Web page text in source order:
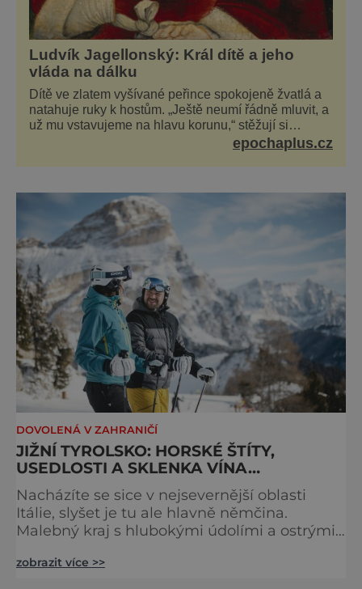
Ludvík Jagellonský: Král dítě a jeho
vláda na dálku
Dítě ve zlatem vyšívané peřince spokojeně žvatlá a
natahuje ruky k hostům. „Ještě neumí řádně mluvit, a
už mu vstavujeme na hlavu korunu,“ stěžují si
současníci, pro které je k neuvěření, že droboučký
princ se dnes stal králem. Otázka za milion, na niž by
epochaplus.cz
DOVOLENÁ V ZAHRANIČÍ
JIŽNÍ TYROLSKO: HORSKÉ ŠTÍTY,
USEDLOSTI A SKLENKA VÍNA…
Nacházíte se sice v nejsevernější oblasti
Itálie, slyšet je tu ale hlavně němčina.
Malebný kraj s hlubokými údolími a ostrými
1100 kilometrů sjezdovek. Kvalitní sportovní
zobrazit více >>